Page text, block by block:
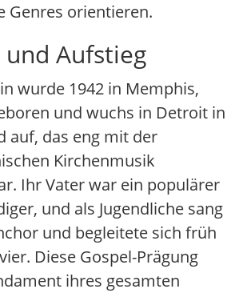
Genres orientieren.
Aufstieg
wurde 1942 in Memphis,
und wuchs in Detroit in
auf, das eng mit der
Kirchenmusik
Ihr Vater war ein populärer
und als Jugendliche sang
und begleitete sich früh
Diese Gospel-Prägung
ihres gesamten